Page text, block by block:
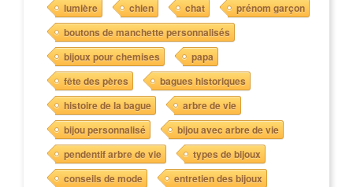
lumière chien chat
prénom garçon
boutons de manchette personnalisés
bijoux pour chemises
papa
fête des pères
bagues historiques
histoire de la bague
arbre de vie
bijou personnalisé
bijou avec arbre de vie
pendentif arbre de vie
types de bijoux
conseils de mode
entretien des bijoux